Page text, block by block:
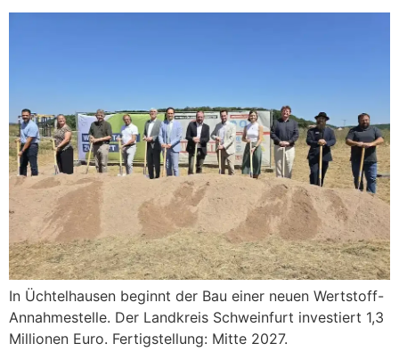
In Üchtelhausen beginnt der Bau einer neuen Wertstoff-
Annahmestelle. Der Landkreis Schweinfurt investiert 1,3
Millionen Euro. Fertigstellung: Mitte 2027.